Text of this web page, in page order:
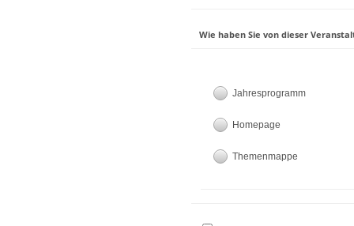
Wie haben Sie von dieser
Jahresprogramm
Homepage
Themenmappe